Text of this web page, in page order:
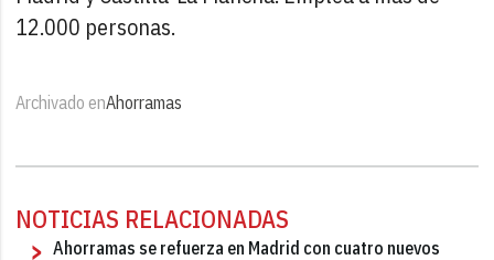
12.000 personas.
Archivado enAhorramas
NOTICIAS RELACIONADAS
Ahorramas se refuerza en Madrid con cuatro nuevos